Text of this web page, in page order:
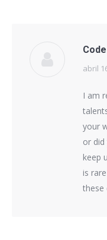
says:
abril
I am
your
or
keep
is
these